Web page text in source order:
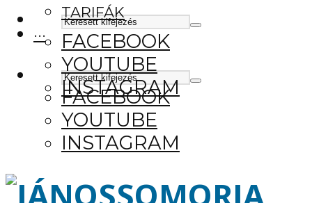
FACEBOOK
YOUTUBE
INSTAGRAM
TARIFÁK
···
FACEBOOK
YOUTUBE
INSTAGRAM